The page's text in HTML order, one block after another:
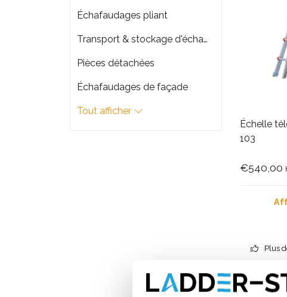
Échelle
103
€540,00
Plus
Échafaudages pliant
Transport & stockage d'échafaudage
Pièces détachées
Échafaudages de façade
Tout afficher